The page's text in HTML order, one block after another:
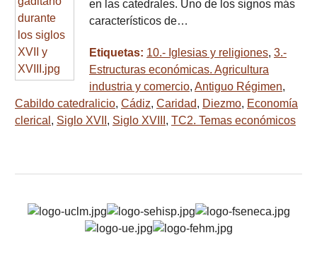
en las catedrales. Uno de los signos más
característicos de…
Etiquetas: 10.- Iglesias y religiones, 3.-
Estructuras económicas. Agricultura
industria y comercio, Antiguo Régimen,
Cabildo catedralicio, Cádiz, Caridad, Diezmo, Economía
clerical , Siglo XVII , Siglo XVIII , TC2. Temas económicos